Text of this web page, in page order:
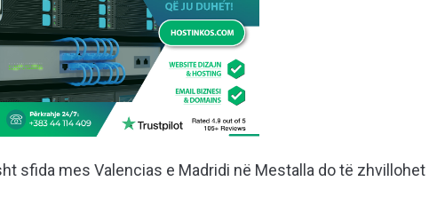
sfida mes Valencias e Madridi në Mestalla do të zhvillohet